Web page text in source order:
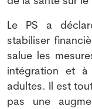
Le PS a
stabiliser
salue les
intégration et à
adultes. Il est
pas une